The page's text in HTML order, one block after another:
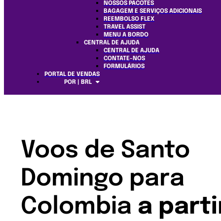
NOSSOS PACOTES
BAGAGEM E SERVIÇOS ADICIONAIS
REEMBOLSO FLEX
TRAVEL ASSIST
MENU A BORDO
CENTRAL DE AJUDA
CENTRAL DE AJUDA
CONTATE-NOS
FORMULÁRIOS
PORTAL DE VENDAS
POR | BRL
Voos de Santo
Domingo para
Colombia a